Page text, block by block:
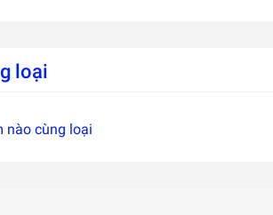
loại
nào cùng loại